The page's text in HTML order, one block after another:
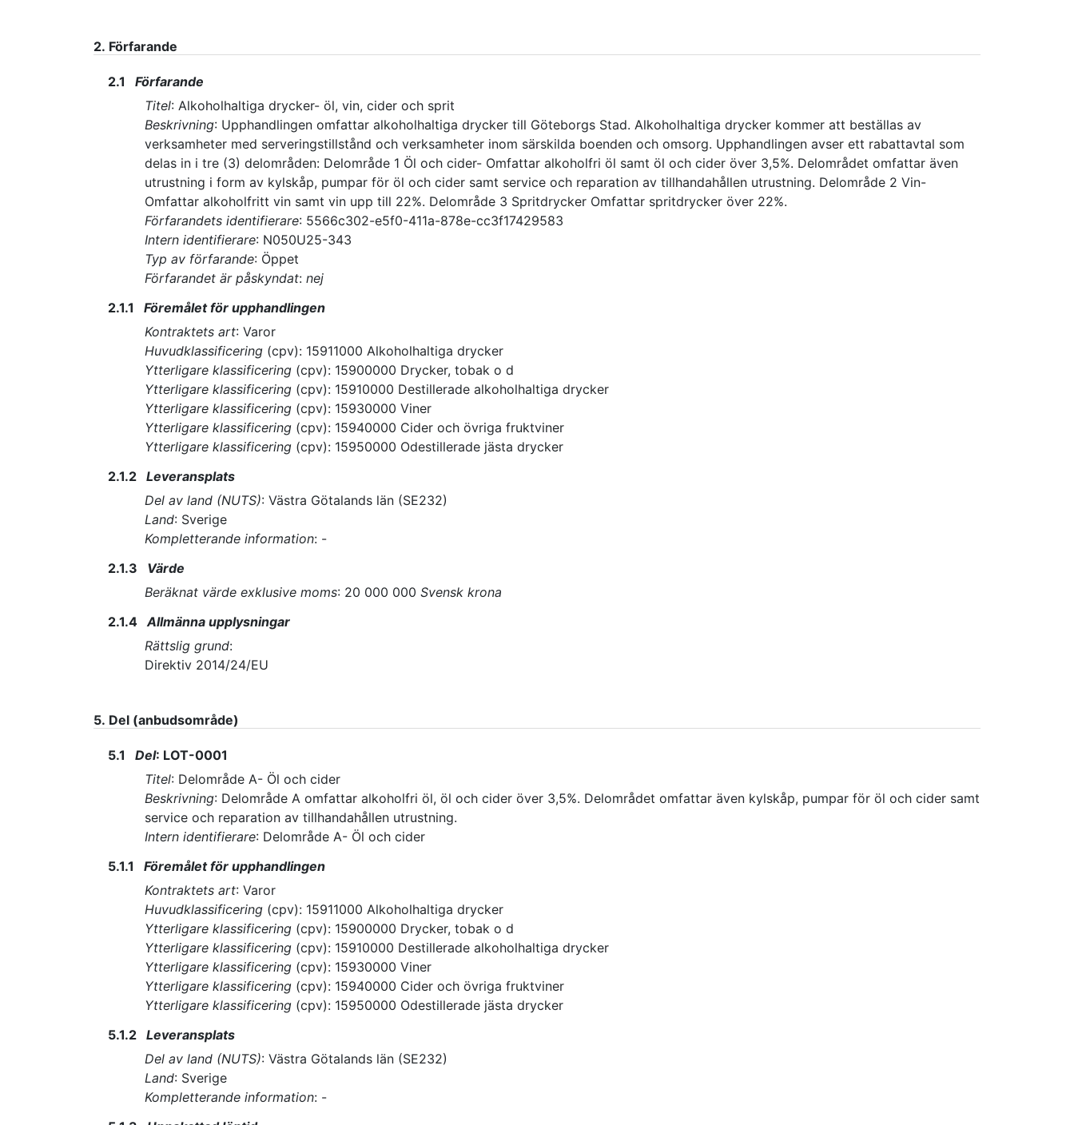
2. Förfarande
2.1
Förfarande
Titel: Alkoholhaltiga drycker- öl, vin, cider och sprit
Beskrivning: Upphandlingen omfattar alkoholhaltiga drycker till Göteborgs Stad. Alkoholhaltiga drycker kommer att beställas av
verksamheter med serveringstillstånd och verksamheter inom särskilda boenden och omsorg. Upphandlingen avser ett rabattavtal som
delas in i tre (3) delområden: Delområde 1 Öl och cider- Omfattar alkoholfri öl samt öl och cider över 3,5%. Delområdet omfattar även
utrustning i form av kylskåp, pumpar för öl och cider samt service och reparation av tillhandahållen utrustning. Delområde 2 Vin-
Omfattar alkoholfritt vin samt vin upp till 22%. Delområde 3 Spritdrycker Omfattar spritdrycker över 22%.
Förfarandets identifierare: 5566c302-e5f0-411a-878e-cc3f17429583
Intern identifierare: N050U25-343
Typ av förfarande: Öppet
Förfarandet är påskyndat: nej
2.1.1
Föremålet för upphandlingen
Kontraktets art: Varor
Huvudklassificering (cpv): 15911000 Alkoholhaltiga drycker
Ytterligare klassificering (cpv): 15900000 Drycker, tobak o d
Ytterligare klassificering (cpv): 15910000 Destillerade alkoholhaltiga drycker
Ytterligare klassificering (cpv): 15930000 Viner
Ytterligare klassificering (cpv): 15940000 Cider och övriga fruktviner
Ytterligare klassificering (cpv): 15950000 Odestillerade jästa drycker
2.1.2 Leveransplats
Del av land (NUTS): Västra Götalands län (SE232)
Land: Sverige
Kompletterande information: -
2.1.3
Värde
Beräknat värde exklusive moms: 20 000 000 Svensk krona
2.1.4 Allmänna upplysningar
Rättslig grund:
Direktiv 2014/24/EU
5. Del (anbudsområde)
5.1 Del: LOT-0001
Titel: Delområde A- Öl och cider
Beskrivning: Delområde A omfattar alkoholfri öl, öl och cider över 3,5%. Delområdet omfattar även kylskåp, pumpar för öl och cider samt
service och reparation av tillhandahållen utrustning.
Intern identifierare: Delområde A- Öl och cider
5.1.1
Föremålet för upphandlingen
Kontraktets art: Varor
Huvudklassificering (cpv): 15911000 Alkoholhaltiga drycker
Ytterligare klassificering (cpv): 15900000 Drycker, tobak o d
Ytterligare klassificering (cpv): 15910000 Destillerade alkoholhaltiga drycker
Ytterligare klassificering (cpv): 15930000 Viner
Ytterligare klassificering (cpv): 15940000 Cider och övriga fruktviner
Ytterligare klassificering (cpv): 15950000 Odestillerade jästa drycker
5.1.2 Leveransplats
Del av land (NUTS): Västra Götalands län (SE232)
Land: Sverige
Kompletterande information: -